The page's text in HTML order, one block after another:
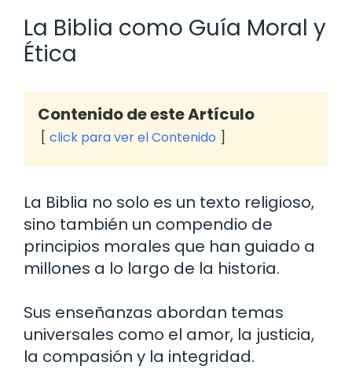
La Biblia como Guía Moral y
Ética
Contenido de este Artículo
click para ver el Contenido
La Biblia no solo es un texto religioso,
sino también un compendio de
principios morales que han guiado a
millones a lo largo de la historia.
Sus enseñanzas abordan temas
universales como el amor, la justicia,
la compasión y la integridad.